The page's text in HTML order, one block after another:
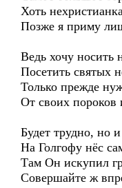
Хоть
Позже я приму
Ведь хочу носить
Посетить святых
Только прежде
От своих пороков
Будет трудно, но
На Голгофу нёс
Там Он искупил
Совершайте ж